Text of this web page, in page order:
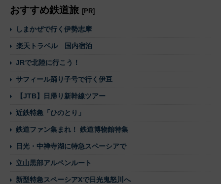
おすすめ鉄道旅 [PR]
しまかぜで行く伊勢志摩
楽天トラベル 国内宿泊
JRで北陸に行こう！
サフィール踊り子号で行く伊豆
【JTB】日帰り新幹線ツアー
近鉄特急「ひのとり」
鉄道ファン集まれ！ 鉄道博物館特集
日光・中禅寺湖に特急スペーシアで
立山黒部アルペンルート
新型特急スペーシアXで日光鬼怒川へ